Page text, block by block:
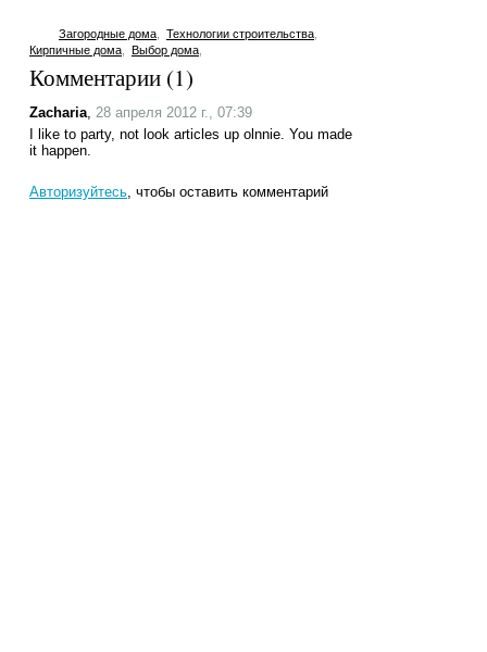
Загородные дома Технологии строительства
Кирпичные дома
Выбор дома
Комментарии (1)
Zacharia, 28 апреля 2012 г., 07:39
I like to party, not look articles up olnnie. You made
it happen.
Авторизуйтесь, чтобы оставить комментарий